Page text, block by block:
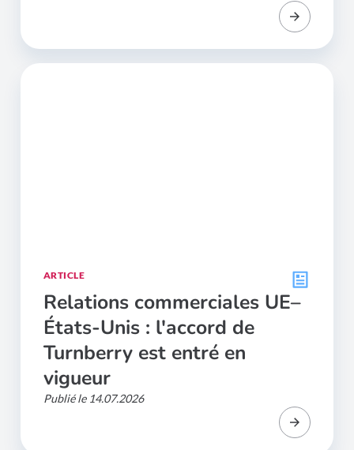
ARTICLE
Relations commerciales UE–
États-Unis : l'accord de
Turnberry est entré en
vigueur
Publié le 14.07.2026